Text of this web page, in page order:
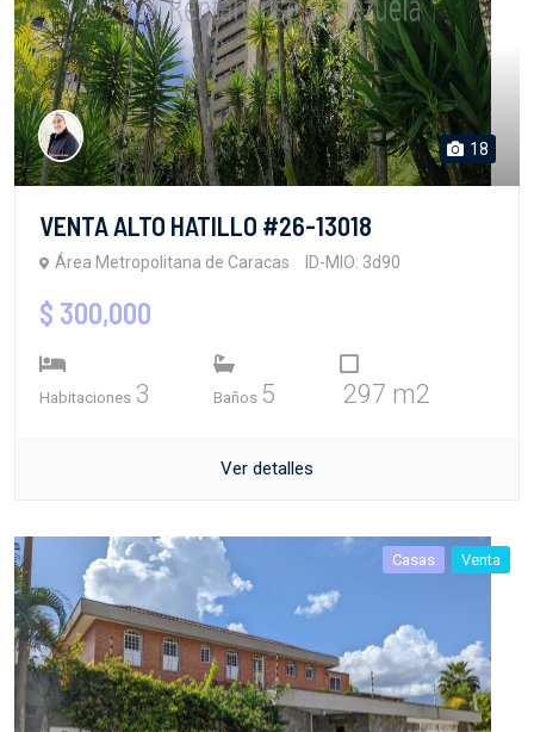
18
VENTA ALTO HATILLO #26-13018
Área Metropolitana de Caracas ID-MIO: 3d90
$ 300,000
Habitaciones 3 Baños 5 297 m2
Ver detalles
Casas Venta